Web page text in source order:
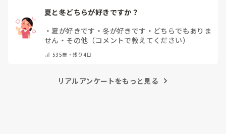
夏と冬どちらが好きですか？
・ 夏が好きです ・冬が好きです ・ どちらでもありま
せん ・ その他（コメントで教えてください）
535票・残り4日
リアルアンケートをもっと見る